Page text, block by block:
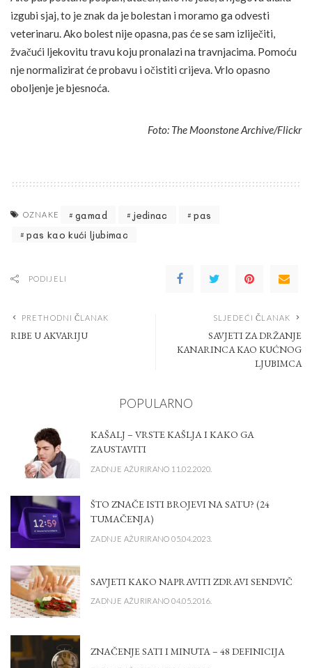
izgubi sjaj, to je znak da je bolestan i moramo ga odvesti
veterinaru. Ako bolest nije opasna, pas će se sam izliječiti,
žvačući ljekovitu travu koju pronalazi na travnjacima. Pomoću
nje normalizirat će probavu i očistiti crijeva. Vrlo opasno
oboljenje je bjesnoća.
Foto: The Moonstone Archive/Flickr
OZNAKE gamad jedinac
pas
pas kao kući ljubimac
PODIJELI
PRETHODNI ČLANAK
RIBE U AKVARIJU
SLJEDEĆI ČLANAK
SAVJETI ZA DRŽANJE
KANARINCA KAO KUĆNOG
LJUBIMCA
POPULARNO
KAŠALJ – VRSTE KAŠLJA I KAKO GA
ZAUSTAVITI
ZADNJE AŽURIRANO 11.02.2020.
ŠTO ZNAČE ISTI BROJEVI NA SATU? (24
TUMAČENJA)
ZADNJE AŽURIRANO 05.04.2023.
SAVJETI KAKO NAPRAVITI ZDRAVI SENDVIČ
ZADNJE AŽURIRANO 04.05.2016.
ZNAČENJE SATI I MINUTA – 48 DEFINICIJA